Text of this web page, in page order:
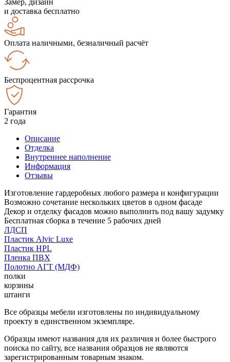
и доставка бесплатно
Оплата наличными, безналичный расчёт
Беспроцентная рассрочка
Гарантия
2 года
Описание
Отделка
Внутреннее наполнение
Информация
Отзывы
Изготовление гардеробных любого размера и конфигурации
Возможно сочетание нескольких цветов в одном фасаде
Декор и отделку фасадов можно выполнить под вашу задумку
Бесплатная сборка в течение 5 рабочих дней
ЛДСП
Пластик Alvic Luxe
Пластик HPL
Пленка ПВХ
Полотно АГТ (МДФ)
полки
корзины
штанги
Все образцы мебели изготовлены по индивидуальному
проекту в единственном экземпляре.
Образцы имеют названия для их различия и более быстрого
поиска по сайту, все названия образцов не являются
зарегистрированным товарным знаком.